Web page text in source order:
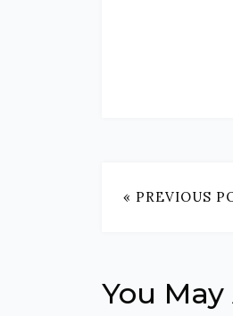
« PREVIOUS
You May